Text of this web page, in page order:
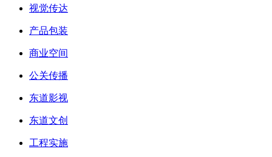
视觉传达
产品包装
商业空间
公关传播
东道影视
东道文创
工程实施